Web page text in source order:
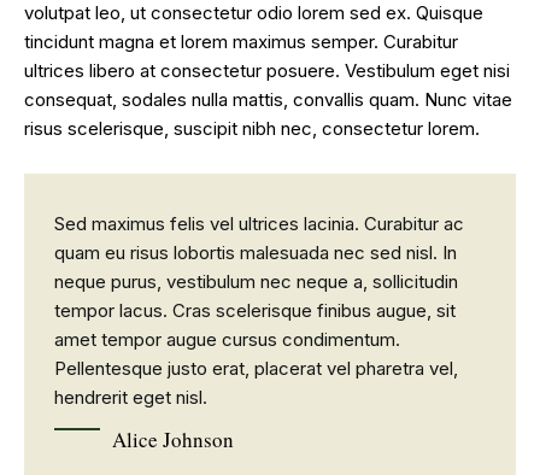
volutpat leo, ut consectetur odio lorem sed ex. Quisque
tincidunt magna et lorem maximus semper. Curabitur
ultrices libero at consectetur posuere. Vestibulum eget nisi
consequat, sodales nulla mattis, convallis quam. Nunc vitae
risus scelerisque, suscipit nibh nec, consectetur lorem.
Sed maximus felis vel ultrices lacinia. Curabitur ac
quam eu risus lobortis malesuada nec sed nisl. In
neque purus, vestibulum nec neque a, sollicitudin
tempor lacus. Cras scelerisque finibus augue, sit
amet tempor augue cursus condimentum.
Pellentesque justo erat, placerat vel pharetra vel,
hendrerit eget nisl.
Alice Johnson